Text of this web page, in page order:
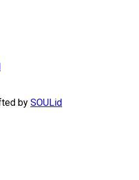
by SOULid